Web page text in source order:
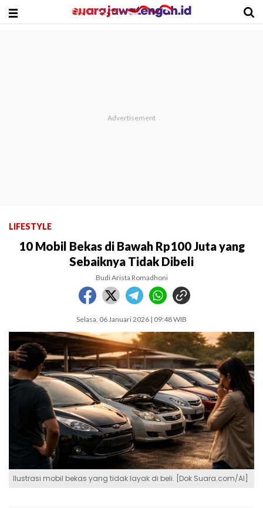
LIFESTYLE
10 Mobil Bekas di Bawah Rp100 Juta yang
Sebaiknya Tidak Dibeli
Budi Arista Romadhoni
Selasa, 06 Januari 2026 | 09:48 WIB
Ilustrasi mobil bekas yang tidak layak di beli. [Dok Suara.com/AI]